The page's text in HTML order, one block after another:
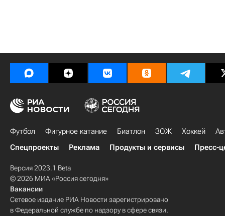
Футбол Фигурное катание Биатлон ЗОЖ Хоккей
Спецпроекты
Реклама Продукты и сервисы Пресс-
Версия 2023.1 Beta
© 2026 МИА «Россия сегодня»
Вакансии
Сетевое издание РИА Новости зарегистрировано
в Федеральной службе по надзору в сфере связи,